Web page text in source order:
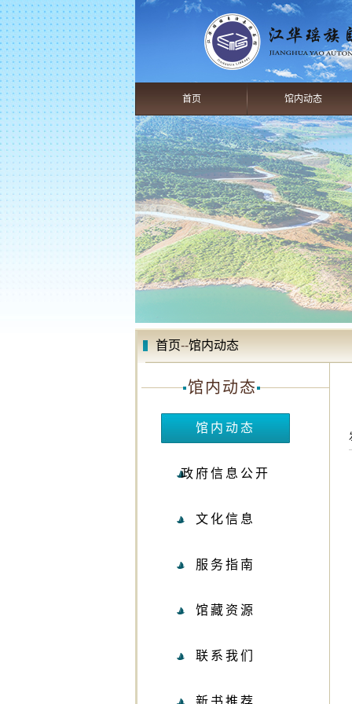
首页 馆内动态
馆内动态
馆内动态
政府信息公开
文化信息
服务指南
馆藏资源
联系我们
新书推荐
首页--馆内动态